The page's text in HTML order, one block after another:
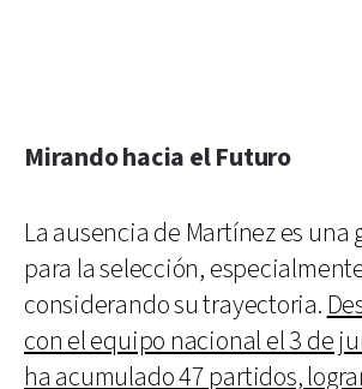
Mirando hacia el Futuro
La ausencia de Martínez es una
para la selección,
considerando su trayectoria.
con el equipo nacional el 3 de
ha acumulado 47 partidos,